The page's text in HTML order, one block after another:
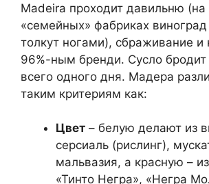
Madeira проходит давильню
«семейных» фабриках
толкут ногами), сбраживание и
96%-ным бренди. Сусло
всего одного дня. Мадера
таким критериям как:
Цвет – белую делают из
серсиаль (рислинг),
мальвазия, а красную –
«Тинто Негра», «Негра